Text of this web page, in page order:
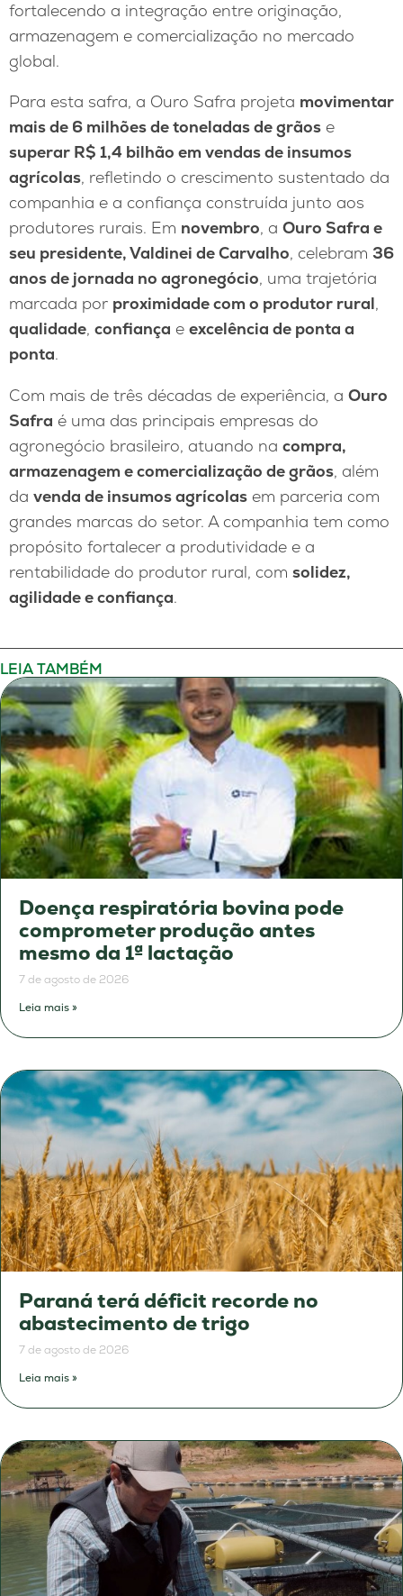
fortalecendo a integração entre originação,
armazenagem e comercialização no mercado
global.
Para esta safra, a Ouro Safra projeta movimentar
mais de 6 milhões de toneladas de grãos e
superar R$ 1,4 bilhão em vendas de insumos
agrícolas, refletindo o crescimento sustentado da
companhia e a confiança construída junto aos
produtores rurais. Em novembro, a Ouro Safra e
seu presidente, Valdinei de Carvalho, celebram 36
anos de jornada no agronegócio, uma trajetória
marcada por proximidade com o produtor rural,
qualidade, confiança e excelência de ponta a
ponta.
Com mais de três décadas de experiência, a Ouro
Safra é uma das principais empresas do
agronegócio brasileiro, atuando na compra,
armazenagem e comercialização de grãos, além
da venda de insumos agrícolas em parceria com
grandes marcas do setor. A companhia tem como
propósito fortalecer a produtividade e a
rentabilidade do produtor rural, com solidez,
agilidade e confiança.
LEIA TAMBÉM
Doença respiratória bovina pode
comprometer produção antes
mesmo da 1ª lactação
7 de agosto de 2026
Leia mais »
Paraná terá déficit recorde no
abastecimento de trigo
7 de agosto de 2026
Leia mais »